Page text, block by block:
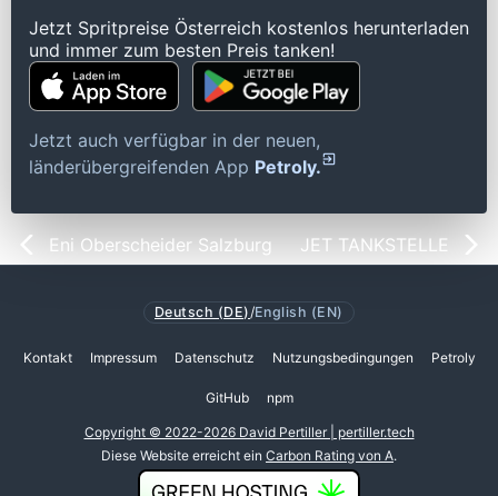
Jetzt Spritpreise Österreich kostenlos herunterladen
und immer zum besten Preis tanken!
Jetzt auch verfügbar in der neuen,
länderübergreifenden App Petroly.
Eni Oberscheider Salzburg JET TANKSTELLE
Deutsch (DE)/English (EN)
Kontakt Impressum Datenschutz Nutzungsbedingungen Petroly
GitHub npm
Copyright © 2022-2026 David Pertiller | pertiller.tech
Diese Website erreicht ein Carbon Rating von A.